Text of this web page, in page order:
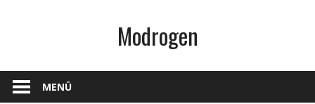
Modrogen
MENÜ